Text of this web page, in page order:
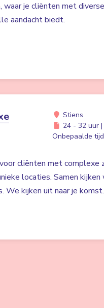
je cliënten met
aandacht biedt.
Stiens
24 - 32 uur
Onbepaalde tijd
cliënten met complexe
locaties. Samen
We kijken uit naar je komst.